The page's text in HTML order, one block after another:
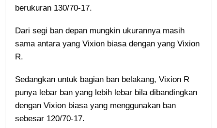
berukuran 130/70-17.
Dari segi ban depan mungkin ukurannya masih
sama antara yang Vixion biasa dengan yang Vixion
R.
Sedangkan untuk bagian ban belakang, Vixion R
punya lebar ban yang lebih lebar bila dibandingkan
dengan Vixion biasa yang menggunakan ban
sebesar 120/70-17.